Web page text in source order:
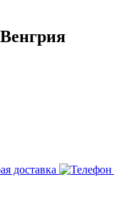
доставка